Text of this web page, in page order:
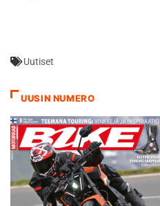
kuljettajan linjaama tavoite
näet sunnuntaina
Aragonissa mukavia uutisia,
kun hänelle kerrottiin, että
jatkopaikka kauden 2016
Red Bull MotoGP Rookies…
Uutiset
UUSIN NUMERO